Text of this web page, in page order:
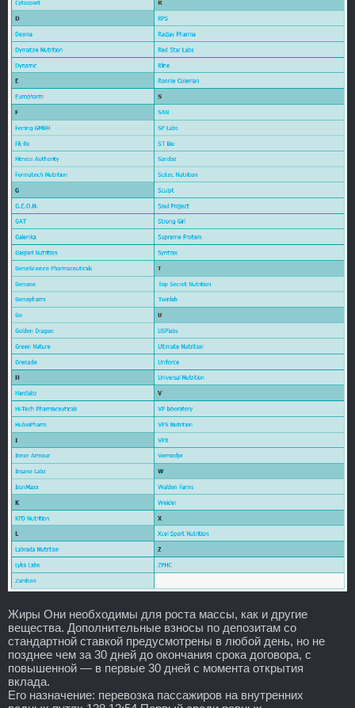
Жиры Они необходимы для роста массы, как и другие
вещества. Дополнительные взносы по депозитам со
стандартной ставкой предусмотрены в любой день, но не
позднее чем за 30 дней до окончания срока договора, с
повышенной — в первые 30 дней с момента открытия
вклада.
Его назначение: перевозка пассажиров на внутренних